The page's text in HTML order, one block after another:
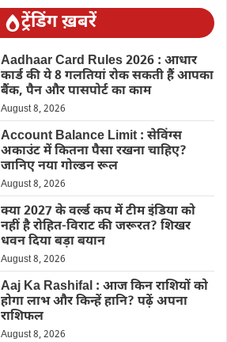
ट्रेंडिंग ख़बरें
Aadhaar Card Rules 2026 : आधार
कार्ड की ये 8 गलतियां रोक सकती हैं आपका
बैंक, पैन और पासपोर्ट का काम
August 8, 2026
Account Balance Limit : सेविंग्स
अकाउंट में कितना पैसा रखना चाहिए?
जानिए नया गोल्डन रूल
August 8, 2026
क्या 2027 के वर्ल्ड कप में टीम इंडिया को
नहीं है रोहित-विराट की जरूरत? शिखर
धवन दिया बड़ा बयान
August 8, 2026
Aaj Ka Rashifal : आज किन राशियों को
होगा लाभ और किन्हें हानि? पढ़ें अपना
राशिफल
August 8, 2026